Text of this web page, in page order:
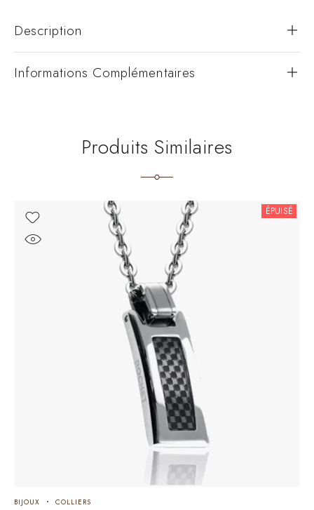
Description
Informations Complémentaires
Produits Similaires
ÉPUISÉ
BIJOUX COLLIERS